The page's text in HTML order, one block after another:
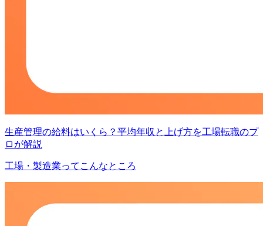
生産管理の給料はいくら？平均年収と上げ方を工場転職のプ
ロが解説
工場・製造業ってこんなところ